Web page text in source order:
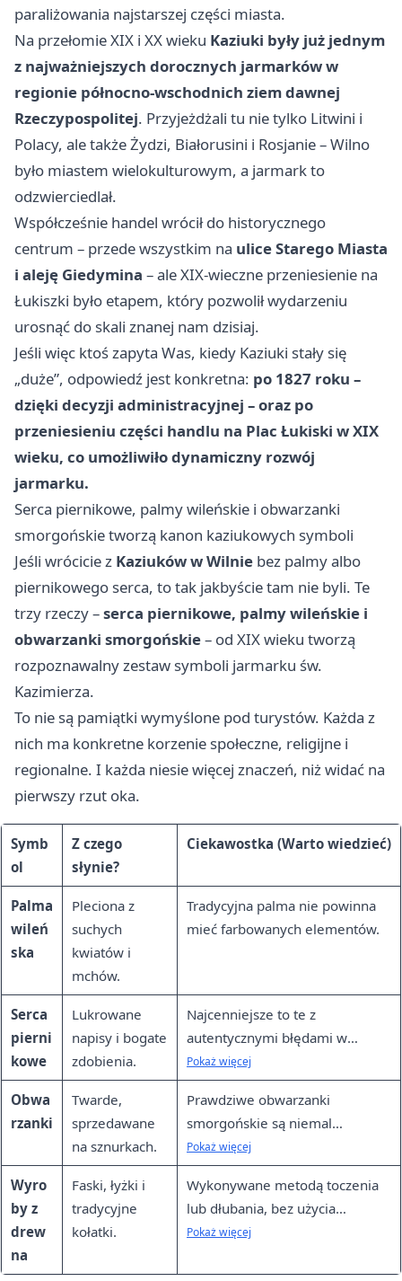
paraliżowania najstarszej części miasta.
Na przełomie XIX i XX wieku Kaziuki były już jednym
z najważniejszych dorocznych jarmarków w
regionie północno-wschodnich ziem dawnej
Rzeczypospolitej. Przyjeżdżali tu nie tylko Litwini i
Polacy, ale także Żydzi, Białorusini i Rosjanie – Wilno
było miastem wielokulturowym, a jarmark to
odzwierciedlał.
Współcześnie handel wrócił do historycznego
centrum – przede wszystkim na ulice Starego Miasta
i aleję Giedymina – ale XIX-wieczne przeniesienie na
Łukiszki było etapem, który pozwolił wydarzeniu
urosnąć do skali znanej nam dzisiaj.
Jeśli więc ktoś zapyta Was, kiedy Kaziuki stały się
„duże”, odpowiedź jest konkretna: po 1827 roku –
dzięki decyzji administracyjnej – oraz po
przeniesieniu części handlu na Plac Łukiski w XIX
wieku, co umożliwiło dynamiczny rozwój
jarmarku.
Serca piernikowe, palmy wileńskie i obwarzanki
smorgońskie tworzą kanon kaziukowych symboli
Jeśli wrócicie z Kaziuków w Wilnie bez palmy albo
piernikowego serca, to tak jakbyście tam nie byli. Te
trzy rzeczy –serca piernikowe, palmy wileńskie i
obwarzanki smorgońskie– od XIX wieku tworzą
rozpoznawalny zestaw symboli jarmarku św.
Kazimierza.
To nie są pamiątki wymyślone pod turystów. Każda z
nich ma konkretne korzenie społeczne, religijne i
regionalne. I każda niesie więcej znaczeń, niż widać na
pierwszy rzut oka.
Symb
ol
Z czego
słynie?
Ciekawostka (Warto wiedzieć)
Palma
wileń
ska
Pleciona z
suchych
kwiatów i
mchów.
Tradycyjna palma nie powinna
mieć farbowanych elementów.
Serca
pierni
kowe
Lukrowane
napisy i bogate
zdobienia.
Najcenniejsze to te z
autentycznymi błędami w
gwarze wileńskiej.
Pokaż więcej
Obwa
rzanki
Twarde,
sprzedawane
na sznurkach.
Prawdziwe obwarzanki
smorgońskie są niemal
niezniszczalne w transporcie.
Pokaż więcej
Wyro
by z
drew
na
Faski, łyżki i
tradycyjne
kołatki.
Wykonywane metodą toczenia
lub dłubania, bez użycia
gwoździ.
Pokaż więcej